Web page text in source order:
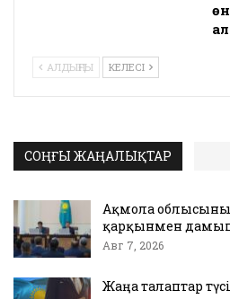
АЛДЫҢҒЫ КЕЛЕСІ
СОҢҒЫ ЖАҢАЛЫҚТАР
Ақмола
қарқынмен дамып
Авг 7, 2026
Жаңа талаптар